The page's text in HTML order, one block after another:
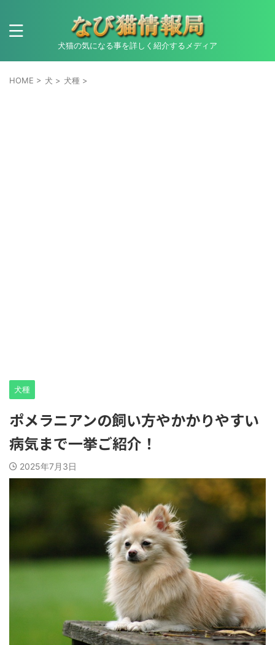
犬猫の気になる事を詳しく紹介するメディア
HOME > 犬 > 犬種 >
犬種
ポメラニアンの飼い方やかかりやすい
病気まで一挙ご紹介！
2025年7月3日